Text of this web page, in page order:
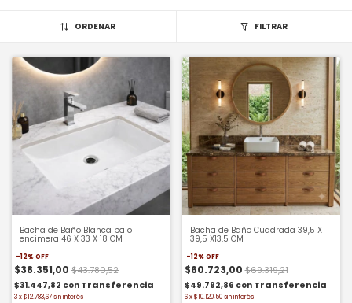
ORDENAR FILTRAR
Bacha de Baño Blanca bajo
encimera 46 X 33 X 18 CM
-12%OFF
$38.351,00 $43.780,52
$31.447,82 con
3x$12.783,67sin interés
Bacha de Baño Cuadrada 39,5 X
39,5 X13,5 CM
-12%OFF
$60.723,00$69.319,21
$49.792,86 con
6 x$10.120,50 sin interés